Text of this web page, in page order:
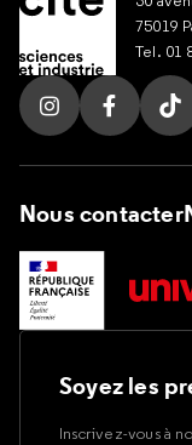
75019
Tel. 01
Suivez nous
Suivez
Nous contacter
Soyez les
Inscrivez-vous à